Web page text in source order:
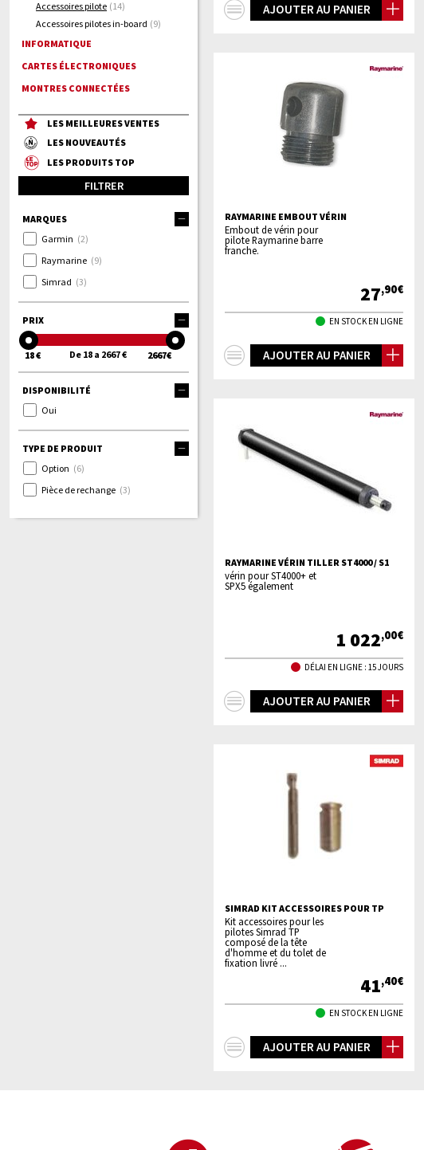
Accessoires pilote (14)
Accessoires pilotes in-board (9)
INFORMATIQUE
CARTES ÉLECTRONIQUES
MONTRES CONNECTÉES
LES MEILLEURES VENTES
LES NOUVEAUTÉS
LES PRODUITS TOP
FILTRER
MARQUES
Garmin (2)
Raymarine (9)
Simrad (3)
PRIX
18 € 2667€
De 18 a 2667 €
DISPONIBILITÉ
Oui
TYPE DE PRODUIT
Option (6)
Pièce de rechange (3)
AJOUTER AU PANIER
RAYMARINE EMBOUT VÉRIN
Embout de vérin pour
pilote Raymarine barre
franche.
27,90€
EN STOCK EN LIGNE
AJOUTER AU PANIER
RAYMARINE VÉRIN TILLER ST4000 / S1
vérin pour ST4000+ et
SPX5 également
1 022,00€
DÉLAI EN LIGNE : 15 JOURS
AJOUTER AU PANIER
SIMRAD KIT ACCESSOIRES POUR TP
Kit accessoires pour les
pilotes Simrad TP
composé de la tête
d'homme et du tolet de
fixation livré ...
41,40€
EN STOCK EN LIGNE
AJOUTER AU PANIER